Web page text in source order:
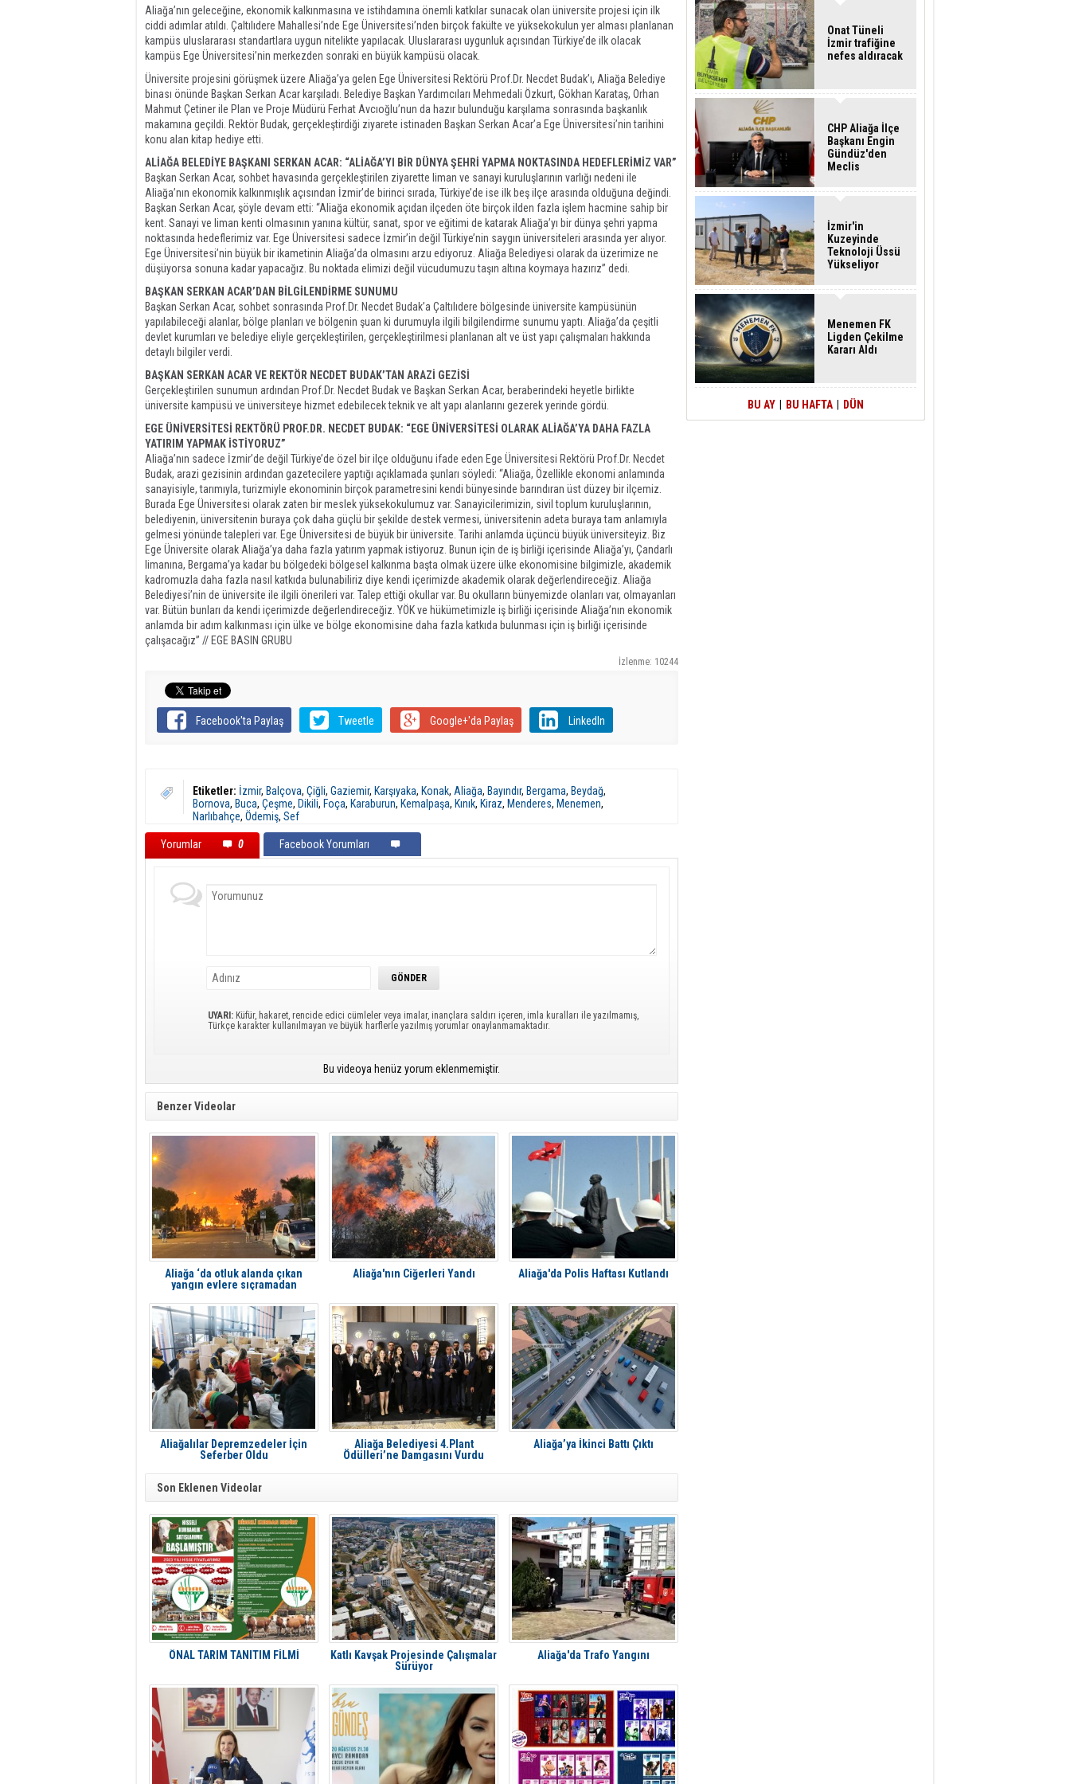
Aliağa’nın geleceğine, ekonomik kalkınmasına ve istihdamına önemli katkılar sunacak olan üniversite projesi için ilk
ciddi adımlar atıldı. Çaltılıdere Mahallesi’nde Ege Üniversitesi’nden birçok fakülte ve yüksekokulun yer alması planlanan
kampüs uluslararası standartlara uygun nitelikte yapılacak. Uluslararası uygunluk açısından Türkiye’de ilk olacak
kampüs Ege Üniversitesi’nin merkezden sonraki en büyük kampüsü olacak.
Üniversite projesini görüşmek üzere Aliağa’ya gelen Ege Üniversitesi Rektörü Prof.Dr. Necdet Budak’ı, Aliağa Belediye
binası önünde Başkan Serkan Acar karşıladı. Belediye Başkan Yardımcıları Mehmedali Özkurt, Gökhan Karataş, Orhan
Mahmut Çetiner ile Plan ve Proje Müdürü Ferhat Avcıoğlu’nun da hazır bulunduğu karşılama sonrasında başkanlık
makamına geçildi. Rektör Budak, gerçekleştirdiği ziyarete istinaden Başkan Serkan Acar’a Ege Üniversitesi’nin tarihini
konu alan kitap hediye etti.
ALİAĞA BELEDİYE BAŞKANI SERKAN ACAR: “ALİAĞA’YI BİR DÜNYA ŞEHRİ YAPMA NOKTASINDA HEDEFLERİMİZ VAR”
Başkan Serkan Acar, sohbet havasında gerçekleştirilen ziyarette liman ve sanayi kuruluşlarının varlığı nedeni ile
Aliağa’nın ekonomik kalkınmışlık açısından İzmir’de birinci sırada, Türkiye’de ise ilk beş ilçe arasında olduğuna değindi.
Başkan Serkan Acar, şöyle devam etti: “Aliağa ekonomik açıdan ilçeden öte birçok ilden fazla işlem hacmine sahip bir
kent. Sanayi ve liman kenti olmasının yanına kültür, sanat, spor ve eğitimi de katarak Aliağa’yı bir dünya şehri yapma
noktasında hedeflerimiz var. Ege Üniversitesi sadece İzmir’in değil Türkiye’nin saygın üniversiteleri arasında yer alıyor.
Ege Üniversitesi’nin büyük bir ikametinin Aliağa’da olmasını arzu ediyoruz. Aliağa Belediyesi olarak da üzerimize ne
düşüyorsa sonuna kadar yapacağız. Bu noktada elimizi değil vücudumuzu taşın altına koymaya hazırız” dedi.
BAŞKAN SERKAN ACAR’DAN BİLGİLENDİRME SUNUMU
Başkan Serkan Acar, sohbet sonrasında Prof.Dr. Necdet Budak’a Çaltılıdere bölgesinde üniversite kampüsünün
yapılabileceği alanlar, bölge planları ve bölgenin şuan ki durumuyla ilgili bilgilendirme sunumu yaptı. Aliağa’da çeşitli
devlet kurumları ve belediye eliyle gerçekleştirilen, gerçekleştirilmesi planlanan alt ve üst yapı çalışmaları hakkında
detaylı bilgiler verdi.
BAŞKAN SERKAN ACAR VE REKTÖR NECDET BUDAK’TAN ARAZİ GEZİSİ
Gerçekleştirilen sunumun ardından Prof.Dr. Necdet Budak ve Başkan Serkan Acar, beraberindeki heyetle birlikte
üniversite kampüsü ve üniversiteye hizmet edebilecek teknik ve alt yapı alanlarını gezerek yerinde gördü.
EGE ÜNİVERSİTESİ REKTÖRÜ PROF.DR. NECDET BUDAK: “EGE ÜNİVERSİTESİ OLARAK ALİAĞA’YA DAHA FAZLA
YATIRIM YAPMAK İSTİYORUZ”
Aliağa’nın sadece İzmir’de değil Türkiye’de özel bir ilçe olduğunu ifade eden Ege Üniversitesi Rektörü Prof.Dr. Necdet
Budak, arazi gezisinin ardından gazetecilere yaptığı açıklamada şunları söyledi: “Aliağa, Özellikle ekonomi anlamında
sanayisiyle, tarımıyla, turizmiyle ekonominin birçok parametresini kendi bünyesinde barındıran üst düzey bir ilçemiz.
Burada Ege Üniversitesi olarak zaten bir meslek yüksekokulumuz var. Sanayicilerimizin, sivil toplum kuruluşlarının,
belediyenin, üniversitenin buraya çok daha güçlü bir şekilde destek vermesi, üniversitenin adeta buraya tam anlamıyla
gelmesi yönünde talepleri var. Ege Üniversitesi de büyük bir üniversite. Tarihi anlamda üçüncü büyük üniversiteyiz. Biz
Ege Üniversite olarak Aliağa’ya daha fazla yatırım yapmak istiyoruz. Bunun için de iş birliği içerisinde Aliağa’yı, Çandarlı
limanına, Bergama’ya kadar bu bölgedeki bölgesel kalkınma başta olmak üzere ülke ekonomisine bilgimizle, akademik
kadromuzla daha fazla nasıl katkıda bulunabiliriz diye kendi içerimizde akademik olarak değerlendireceğiz. Aliağa
Belediyesi’nin de üniversite ile ilgili önerileri var. Talep ettiği okullar var. Bu okulların bünyemizde olanları var, olmayanları
var. Bütün bunları da kendi içerimizde değerlendireceğiz. YÖK ve hükümetimizle iş birliği içerisinde Aliağa’nın ekonomik
anlamda bir adım kalkınması için ülke ve bölge ekonomisine daha fazla katkıda bulunması için iş birliği içerisinde
çalışacağız” // EGE BASIN GRUBU
İzlenme: 10244
Facebook'ta Paylaş Tweetle Google+'da Paylaş LinkedIn
Etiketler: İzmir, Balçova, Çiğli, Gaziemir, Karşıyaka, Konak, Aliağa, Bayındır, Bergama, Beydağ,
Bornova, Buca, Çeşme, Dikili, Foça, Karaburun, Kemalpaşa, Kınık, Kiraz, Menderes, Menemen,
Narlıbahçe, Ödemiş, Sef
Yorumlar 0 Facebook Yorumları
UYARI: Küfür, hakaret, rencide edici cümleler veya imalar, inançlara saldırı içeren, imla kuralları ile yazılmamış,
Türkçe karakter kullanılmayan ve büyük harflerle yazılmış yorumlar onaylanmamaktadır.
Bu videoya henüz yorum eklenmemiştir.
Benzer Videolar
Aliağa ‘da otluk alanda çıkan
yangın evlere sıçramadan
Aliağa'nın Ciğerleri Yandı Aliağa'da Polis Haftası Kutlandı
Aliağalılar Depremzedeler İçin
Seferber Oldu
Aliağa Belediyesi 4.Plant
Ödülleri’ne Damgasını Vurdu
Aliağa’ya İkinci Battı Çıktı
Son Eklenen Videolar
ÖNAL TARIM TANITIM FİLMİ
Katlı Kavşak Projesinde Çalışmalar
Sürüyor
Aliağa'da Trafo Yangını
Onat Tüneli
İzmir trafiğine
nefes aldıracak
CHP Aliağa İlçe
Başkanı Engin
Gündüz'den
Meclis
Çağrısı
İzmir'in
Kuzeyinde
Teknoloji Üssü
Yükseliyor
Menemen FK
Ligden Çekilme
Kararı Aldı
BU AY BU HAFTA DÜN